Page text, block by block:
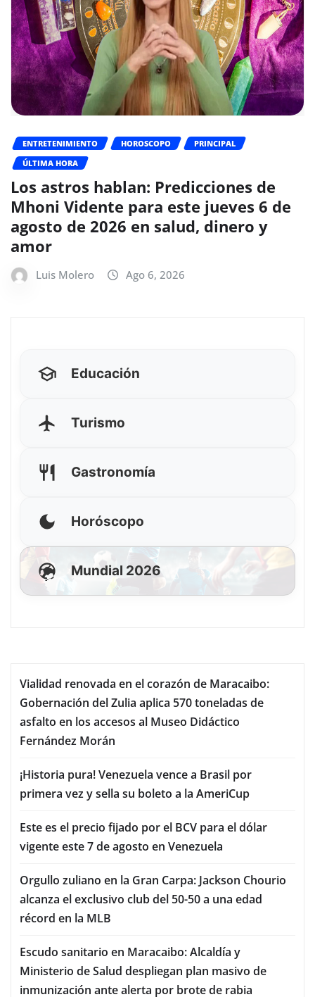
ENTRETENIMIENTO HOROSCOPO
PRINCIPAL
ÚLTIMA HORA
Los astros hablan: Predicciones de
Mhoni Vidente para este jueves 6 de
agosto de 2026 en salud, dinero y
amor
Luis Molero Ago 6, 2026
Educación
Turismo
Gastronomía
Horóscopo
Mundial 2026
Vialidad renovada en el corazón de Maracaibo:
Gobernación del Zulia aplica 570 toneladas de
asfalto en los accesos al Museo Didáctico
Fernández Morán
¡Historia pura! Venezuela vence a Brasil por
primera vez y sella su boleto a la AmeriCup
Este es el precio fijado por el BCV para el dólar
vigente este 7 de agosto en Venezuela
Orgullo zuliano en la Gran Carpa: Jackson Chourio
alcanza el exclusivo club del 50-50 a una edad
récord en la MLB
Escudo sanitario en Maracaibo: Alcaldía y
Ministerio de Salud despliegan plan masivo de
inmunización ante alerta por brote de rabia